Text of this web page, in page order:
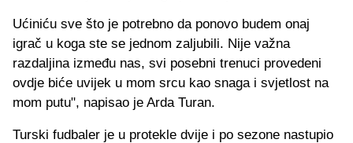
Ućiniću sve što je potrebno da ponovo budem onaj
igrač u koga ste se jednom zaljubili. Nije važna
razdaljina između nas, svi posebni trenuci provedeni
ovdje biće uvijek u mom srcu kao snaga i svjetlost na
mom putu", napisao je Arda Turan.
Turski fudbaler je u protekle dvije i po sezone nastupio